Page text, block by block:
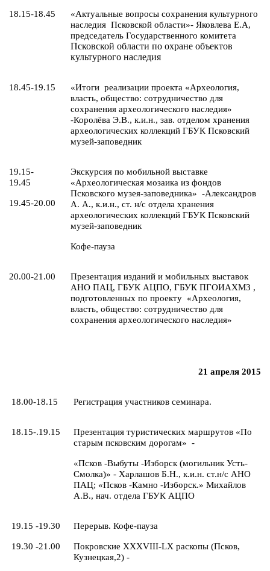
18.15-18.45 «Актуальные вопросы сохранения культурного
наследия Псковской области»- Яковлева Е.А,
председатель Государственного комитета
Псковской области по охране объектов
культурного наследия
18.45-19.15
«Итоги реализации проекта «Археология,
власть, общество: сотрудничество для
сохранения археологического наследия»
-Королёва Э.В., к.и.н., зав. отделом хранения
археологических коллекций ГБУК Псковский
музей-заповедник
19.15-
19.45
19.45-20.00
Экскурсия по мобильной выставке
«Археологическая мозаика из фондов
Псковского музея-заповедника» -Александров
А. А., к.и.н., ст. н/с отдела хранения
археологических коллекций ГБУК Псковский
музей-заповедник
Кофе-пауза
20.00-21.00
Презентация изданий и мобильных выставок
АНО ПАЦ, ГБУК АЦПО, ГБУК ПГОИАХМЗ ,
подготовленных по проекту «Археология,
власть, общество: сотрудничество для
сохранения археологического наследия»
21 апреля 2015
18.00-18.15 Регистрация участников семинара.
18.15-.19.15
Презентация туристических маршрутов «По
старым псковским дорогам» -
«Псков -Выбуты -Изборск (могильник Усть-
Смолка)» - Харлашов Б.Н., к.и.н. ст.н/с АНО
ПАЦ; «Псков -Камно -Изборск.» Михайлов
А.В., нач. отдела ГБУК АЦПО
19.15 -19.30
19.30 -21.00
Перерыв. Кофе-пауза
Покровские XXXVIII-LX раскопы (Псков,
Кузнецкая,2) -